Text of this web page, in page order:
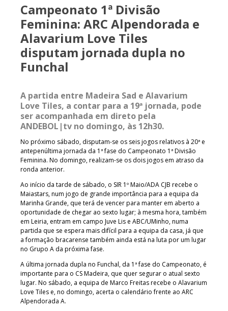
Campeonato 1ª Divisão
Feminina: ARC Alpendorada e
Alavarium Love Tiles
disputam jornada dupla no
Funchal
A partida entre Madeira Sad e Alavarium
Love Tiles, a contar para a 19ª jornada, pode
ser acompanhada em direto pela
ANDEBOL|tv no domingo, às 12h30.
No próximo sábado, disputam-se os seis jogos relativos à 20ª e
antepenúltima jornada da 1ª fase do Campeonato 1ª Divisão
Feminina. No domingo, realizam-se os dois jogos em atraso da
ronda anterior.
Ao início da tarde de sábado, o SIR 1º Maio/ADA CJB recebe o
Maiastars, num jogo de grande importância para a equipa da
Marinha Grande, que terá de vencer para manter em aberto a
oportunidade de chegar ao sexto lugar; à mesma hora, também
em Leiria, entram em campo Juve Lis e ABC/UMinho, numa
partida que se espera mais difícil para a equipa da casa, já que
a formação bracarense também ainda está na luta por um lugar
no Grupo A da próxima fase.
A última jornada dupla no Funchal, da 1ª fase do Campeonato, é
importante para o CS Madeira, que quer segurar o atual sexto
lugar. No sábado, a equipa de Marco Freitas recebe o Alavarium
Love Tiles e, no domingo, acerta o calendário frente ao ARC
Alpendorada A.